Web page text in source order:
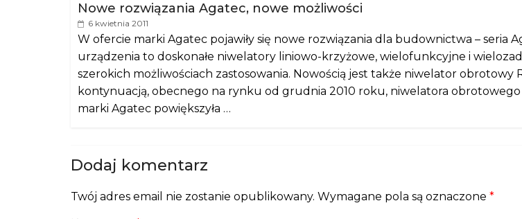
Nowe rozwiązania Agatec, nowe możliwości
6 kwietnia 2011
W ofercie marki Agatec pojawiły się nowe rozwiązania dla budownictwa – seria
urządzenia to doskonałe niwelatory liniowo-krzyżowe, wielofunkcyjne i
szerokich możliwościach zastosowania. Nowością jest także niwelator obrotowy
kontynuacją, obecnego na rynku od grudnia 2010 roku, niwelatora obrotowego
marki Agatec powiększyła …
Dodaj komentarz
Twój adres email nie zostanie opublikowany. Wymagane pola są oznaczone *